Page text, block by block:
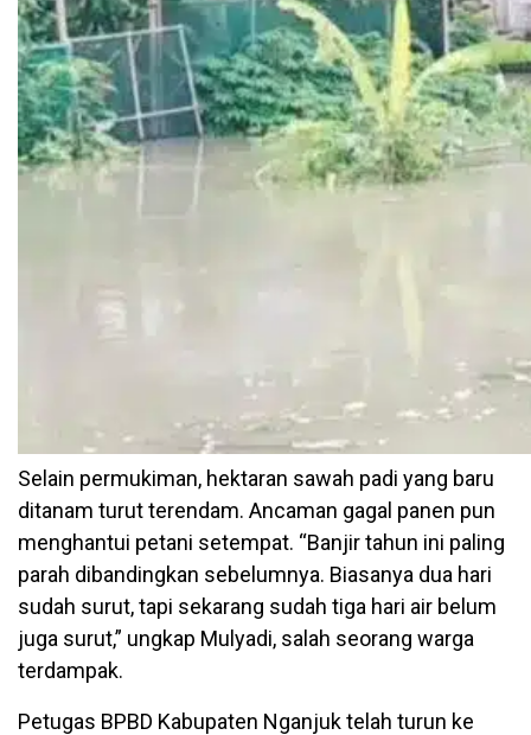
Selain permukiman, hektaran sawah padi yang baru
ditanam turut terendam. Ancaman gagal panen pun
menghantui petani setempat. “Banjir tahun ini paling
parah dibandingkan sebelumnya. Biasanya dua hari
sudah surut, tapi sekarang sudah tiga hari air belum
juga surut,” ungkap Mulyadi, salah seorang warga
terdampak.
Petugas BPBD Kabupaten Nganjuk telah turun ke